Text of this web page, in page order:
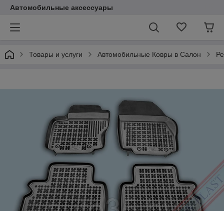
Автомобильные аксессуары
Товары и услуги Автомобильные Ковры в Салон